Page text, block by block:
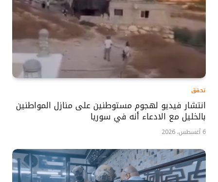
تحقق
انتشار فيديو لهجوم مستوطنين على منازل المواطنين
بالخليل مع الادعاء أنه في سوريا
6 أغسطس، 2026